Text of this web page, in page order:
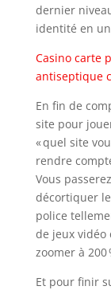
dernier
identité en
Casino carte
antiseptique
En fin de
site pour
« quel site
rendre
Vous
décortiquer
police
de jeux vidéo
zoomer à 200
Et pour finir